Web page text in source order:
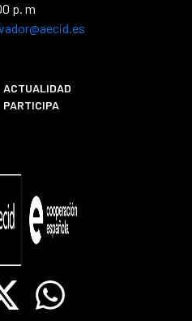
p. m
ACTUALIDAD
PARTICIPA
Whatsapp